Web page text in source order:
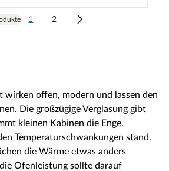
1 2
wirken offen, modern und lassen den
Die großzügige Verglasung gibt
kleinen Kabinen die Enge.
Temperaturschwankungen stand.
die Wärme etwas anders
Ofenleistung sollte darauf